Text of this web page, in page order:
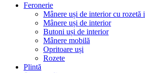
Feronerie
Mânere uși de interior cu rozetă
Mânere uși de interior
Butoni uși de interior
Mânere mobilă
Opritoare uși
Rozete
Plintă